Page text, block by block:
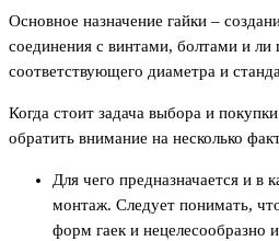
Основное назначение гайки –
соединения с винтами, болтами и
соответствующего диаметра и
Когда стоит задача выбора и
обратить внимание на несколько
Для чего предназначается и в
монтаж. Следует понимать,
форм гаек и нецелесообразно